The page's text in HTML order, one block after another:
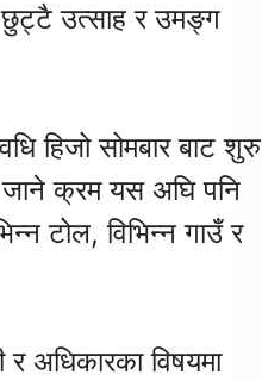
छुट्टै उत्साह र उमङ्ग
हिजो सोमबार बाट शुरु
क्रम यस अघि पनि
टोल, विभिन्न गाउँ र
र अधिकारका विषयमा